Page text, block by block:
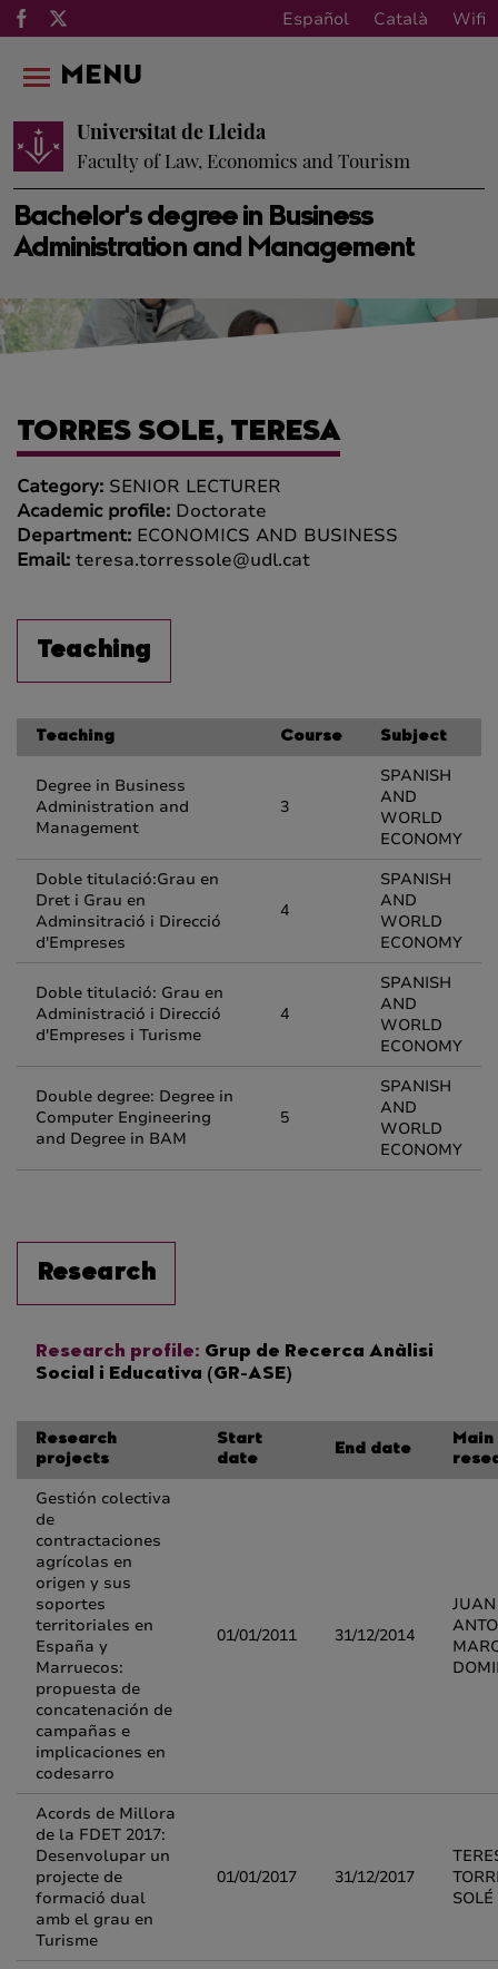
Español Català Wifi
Bachelor's degree in Business
Administration and Management
Universitat de Lleida
Faculty of Law, Economics and Tourism
MENU
TORRES SOLE, TERESA
Category: SENIOR LECTURER
Academic profile: Doctorate
Department: ECONOMICS AND BUSINESS
Email: teresa.torressole@udl.cat
Teaching
Teaching Course Subject
Degree in Business
Administration and
Management
3
SPANISH
AND
WORLD
ECONOMY
Doble titulació:Grau en
Dret i Grau en
Adminsitració i Direcció
d'Empreses
4
SPANISH
AND
WORLD
ECONOMY
Doble titulació: Grau en
Administració i Direcció
d'Empreses i Turisme
4
SPANISH
AND
WORLD
ECONOMY
Double degree: Degree in
Computer Engineering
and Degree in BAM
5
SPANISH
AND
WORLD
ECONOMY
Research
Research profile: Grup de Recerca Anàlisi
Social i Educativa (GR-ASE)
Research
projects
Start
date
End date
Main
Gestión colectiva
de
contractaciones
agrícolas en
origen y sus
soportes
territoriales en
España y
Marruecos:
propuesta de
concatenación de
campañas e
implicaciones en
codesarro
01/01/2011 31/12/2014
JUAN
Acords de Millora
de la FDET 2017:
Desenvolupar un
projecte de
formació dual
amb el grau en
Turisme
01/01/2017 31/12/2017
SOLÉ